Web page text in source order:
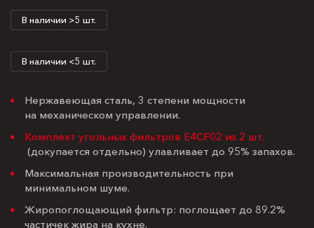
В наличии >5 шт.
В наличии <5 шт.
Нержавеющая сталь, 3 степени мощности
на механическом управлении.
Комплект угольных фильтров E4CF02 из 2 шт.
(докупается отдельно) улавливает до 95% запахов.
Максимальная производительность при
минимальном шуме.
Жиропоглощающий фильтр: поглощает до 89.2%
частичек жира на кухне.